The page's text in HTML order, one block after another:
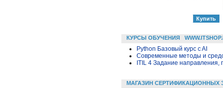
КУРСЫ ОБУЧЕНИЯ
Python Базовый курс c AI
Современные методы и
ITIL 4 Задание
МАГАЗИН СЕРТИФИКАЦИОННЫХ